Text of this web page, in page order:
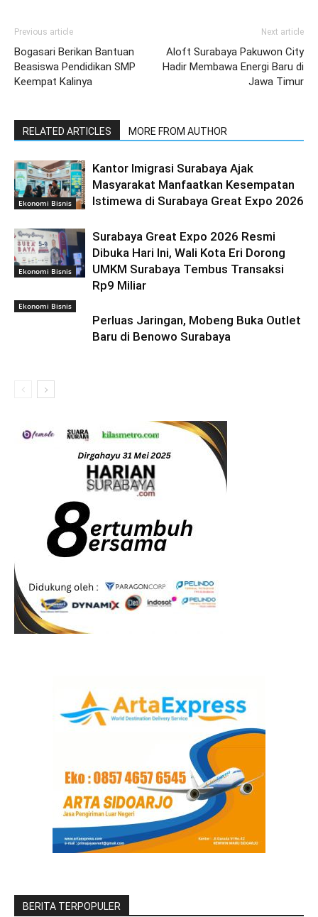
Previous article
Bogasari Berikan Bantuan
Beasiswa Pendidikan SMP
Keempat Kalinya
Next article
Aloft Surabaya Pakuwon City
Hadir Membawa Energi Baru di
Jawa Timur
RELATED ARTICLES MORE FROM AUTHOR
Ekonomi Bisnis
Kantor Imigrasi Surabaya Ajak
Masyarakat Manfaatkan Kesempatan
Istimewa di Surabaya Great Expo 2026
Ekonomi Bisnis
Surabaya Great Expo 2026 Resmi
Dibuka Hari Ini, Wali Kota Eri Dorong
UMKM Surabaya Tembus Transaksi
Rp9 Miliar
Ekonomi Bisnis
Perluas Jaringan, Mobeng Buka Outlet
Baru di Benowo Surabaya
BERITA TERPOPULER